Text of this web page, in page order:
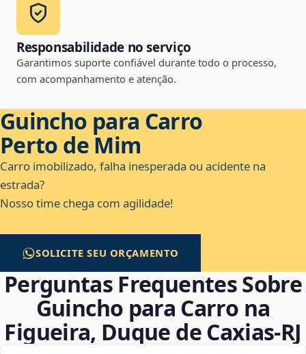
Responsabilidade no serviço
Garantimos suporte confiável durante todo o processo,
com acompanhamento e atenção.
Guincho para Carro
Perto de Mim
Carro imobilizado, falha inesperada ou acidente na
estrada?
Nosso time chega com agilidade!
SOLICITE SEU ORÇAMENTO
Perguntas Frequentes Sobre
Guincho para Carro na
Figueira, Duque de Caxias‑RJ